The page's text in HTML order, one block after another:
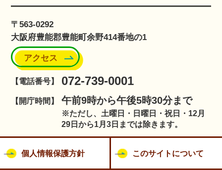
〒563-0292
大阪府豊能郡豊能町余野414番地の1
アクセス
【電話番号】 072-739-0001
【開庁時間】 午前9時から午後5時30分まで
※ただし、土曜日・日曜日・祝日・12月
29日から1月3日までは除きます。
個人情報保護方針 このサイトについて